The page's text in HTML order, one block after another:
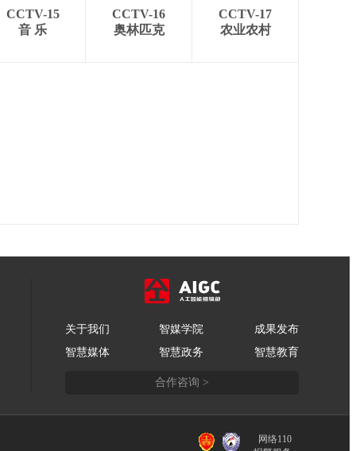
CCTV-15
音 乐
CCTV-16
奥林匹克
CCTV-17
农业农村
关于我们 智媒学院
成果发布
智慧媒体
智慧政务 智慧教育
合作咨询 >
网络110